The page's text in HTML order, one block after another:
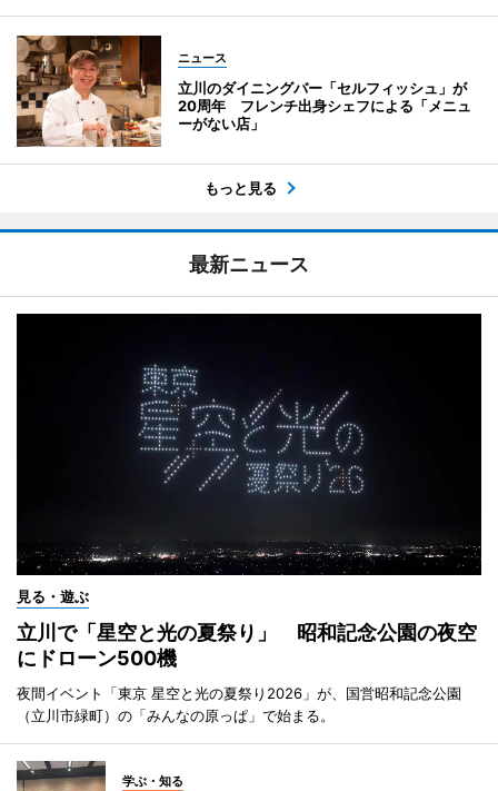
ニュース
立川のダイニングバー「セルフィッシュ」が
20周年 フレンチ出身シェフによる「メニュ
ーがない店」
もっと見る
最新ニュース
見る・遊ぶ
立川で「星空と光の夏祭り」 昭和記念公園の夜空
にドローン500機
夜間イベント「東京 星空と光の夏祭り2026」が、国営昭和記念公園
（立川市緑町）の「みんなの原っぱ」で始まる。
学ぶ・知る